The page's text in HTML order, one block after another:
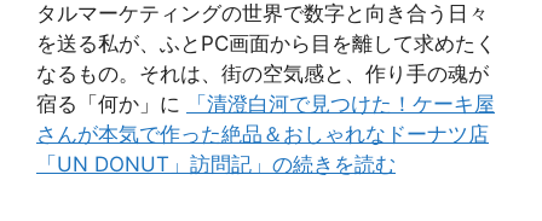
タルマーケティングの世界で数字と向き合う日々
を送る私が、ふとPC画面から目を離して求めたく
なるもの。それは、街の空気感と、作り手の魂が
宿る「何か」に
「清澄白河で見つけた！ケーキ屋
さんが本気で作った絶品＆おしゃれなドーナツ店
「UN DONUT」訪問記」の続きを読む